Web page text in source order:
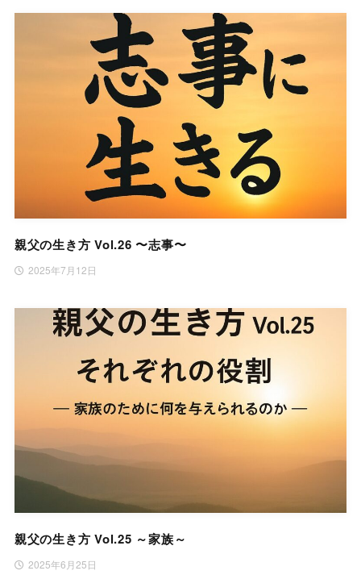
親父の生き方 Vol.26 〜志事〜
2025年7月12日
親父の生き方 Vol.25 ～家族～
2025年6月25日